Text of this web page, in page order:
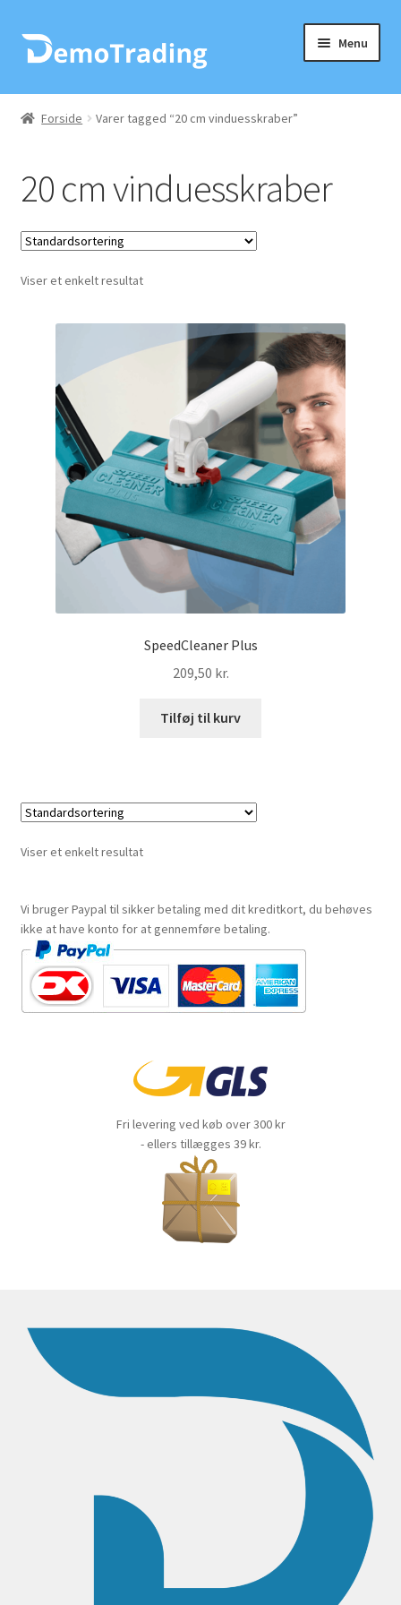
Spring
til
Spring
til
Menu
Forside
Husholdningsartikler
Indkøbskurv
Kurv
Produkter
Vinduesskraber
Refillsæt
Kontakt
Forside Varer tagged “20 cm vinduesskraber”
20 cm vinduesskraber
Viser et enkelt resultat
SpeedCleaner Plus
209,50 kr.
Tilføj til kurv
Viser et enkelt resultat
Vi bruger Paypal til sikker betaling med dit kreditkort, du behøves
ikke at have konto for at gennemføre betaling.
Fri levering ved køb over 300 kr
- ellers tillægges 39 kr.